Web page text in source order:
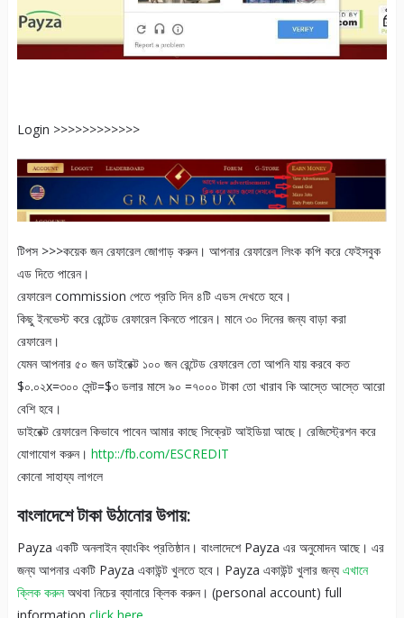
Login >>>>>>>>>>>>
টিপস >>>কয়েক জন রেফারেল জোগাড় করুন। আপনার রেফারেল লিংক কপি করে ফেইসবুক
এড দিতে পারেন।
রেফারেল commission পেতে প্রতি দিন ৪টি এডস দেখতে হবে।
কিছু ইনভেস্ট করে রেন্টেড রেফারেল কিনতে পারেন। মানে ৩০ দিনের জন্য বাড়া করা
রেফারেল।
যেমন আপনার ৫০ জন ডাইরেক্ট ১০০ জন রেন্টেড রেফারেল তো আপনি যায় করবে কত
$০.০২x=৩০০ সেন্ট=$৩ ডলার মাসে ৯০ =৭০০০ টাকা তো খারাব কি আস্তে আস্তে আরো
বেশি হবে।
ডাইরেক্ট রেফারেল কিভাবে পাবেন আমার কাছে সিক্রেট আইডিয়া আছে। রেজিস্ট্রেশন করে
যোগাযোগ করুন। http::/fb.com/ESCREDIT
কোনো সাহায্য লাগলে
বাংলাদেশে টাকা উঠানোর উপায়:
Payza একটি অনলাইন ব্যাংকিং প্রতিষ্ঠান। বাংলাদেশে Payza এর অনুমোদন আছে। এর
জন্য আপনার একটি Payza একাউন্ট খুলতে হবে। Payza একাউন্ট খুলার জন্য এখানে
ক্লিক করুনঅথবা নিচের ব্যানারে ক্লিক করুন। (personal account) full
information click here